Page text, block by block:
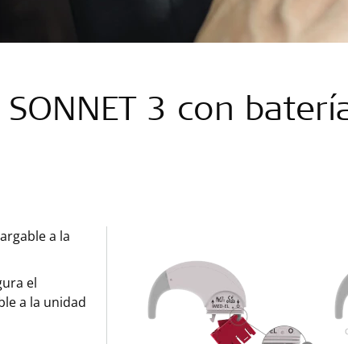
3 con
a la
el
a la unidad